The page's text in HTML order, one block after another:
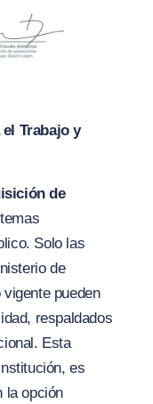
Trabajo y
de
Solo las
de
pueden
respaldados
Esta
es
la opción